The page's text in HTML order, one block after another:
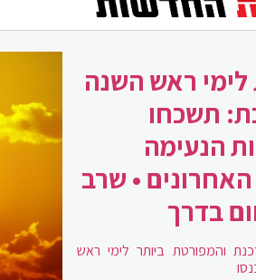
ראש השנה
תשכחו
הנעימה
• שרב
בדרך
והמפורטת ביותר לימי ראש